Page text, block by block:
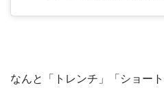
なんと「トレンチ」「ショー